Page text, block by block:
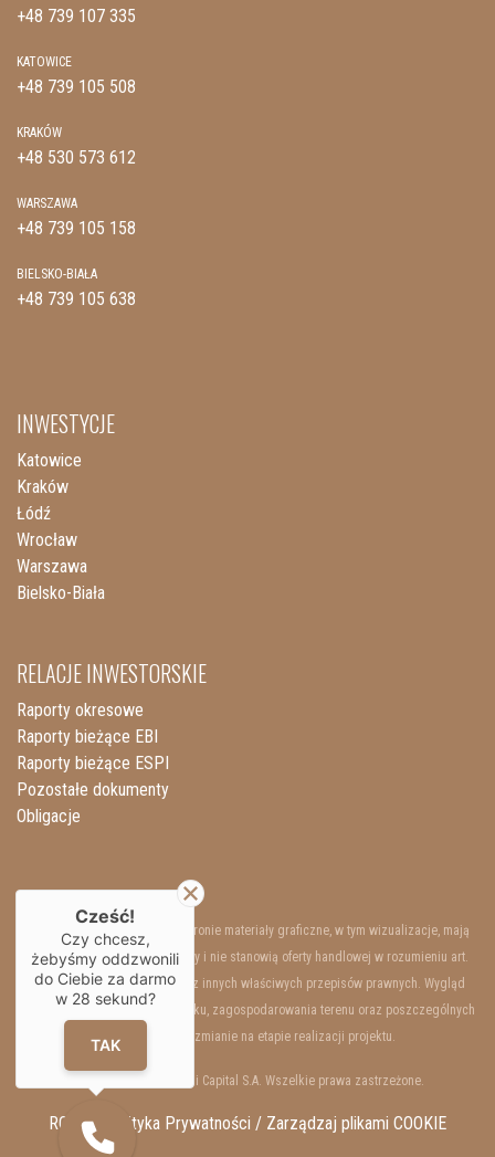
+48 739 107 335
KATOWICE
+48 739 105 508
KRAKÓW
+48 530 573 612
WARSZAWA
+48 739 105 158
BIELSKO-BIAŁA
+48 739 105 638
INWESTYCJE
Katowice
Kraków
Łódź
Wrocław
Warszawa
Bielsko-Biała
RELACJE INWESTORSKIE
Raporty okresowe
Raporty bieżące EBI
Raporty bieżące ESPI
Pozostałe dokumenty
Obligacje
Przedstawione na niniejszej stronie materiały graficzne, w tym wizualizacje, mają
charakter wyłącznie poglądowy i nie stanowią oferty handlowej w rozumieniu art.
66 §1 Kodeksu Cywilnego oraz innych właściwych przepisów prawnych. Wygląd
wewnętrzny i zewnętrzny budynku, zagospodarowania terenu oraz poszczególnych
lokali mogą ulec zmianie na etapie realizacji projektu.
Copyrights © 2025 Resi Capital S.A. Wszelkie prawa zastrzeżone.
RODO / Polityka Prywatności / Zarządzaj plikami COOKIE
Cześć!
Czy chcesz,
żebyśmy oddzwonili
do Ciebie za darmo
w 28 sekund?
TAK